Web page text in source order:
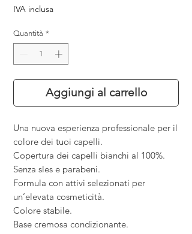
IVA inclusa
Quantità *
Aggiungi al carrello
Una nuova esperienza professionale per il
colore dei tuoi capelli.
Copertura dei capelli bianchi al 100%.
Senza sles e parabeni.
Formula con attivi selezionati per
un’elevata cosmeticità.
Colore stabile.
Base cremosa condizionante.